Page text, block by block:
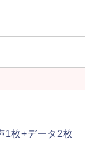
1枚+データ2枚